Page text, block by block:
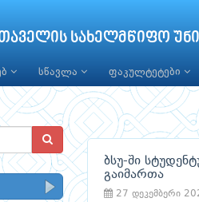
სახელმწიფო
სწავლა ფაკულტეტები
ბსუ-ში
გაიმართა
27 დეკემბერი